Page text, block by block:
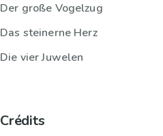
Der große Vogelzug
Das steinerne Herz
Die vier Juwelen
Crédits